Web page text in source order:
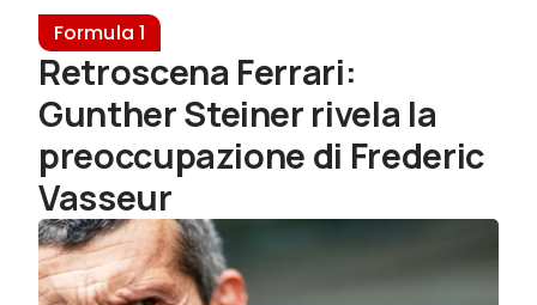
Formula 1
Retroscena Ferrari:
Gunther Steiner rivela la
preoccupazione di Frederic
Vasseur